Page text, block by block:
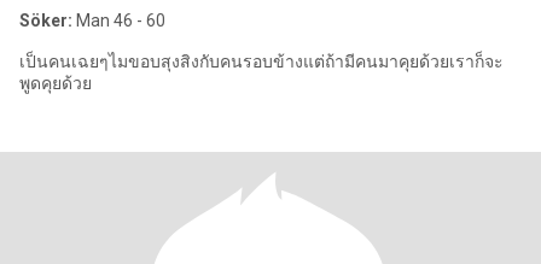
Söker: Man 46 - 60
เป็นคนเฉยๆไมขอบสุงสิงกับคนรอบข้างแต่ถ้ามีคนมาคุยด้วยเราก็จะ
พูดคุยด้วย